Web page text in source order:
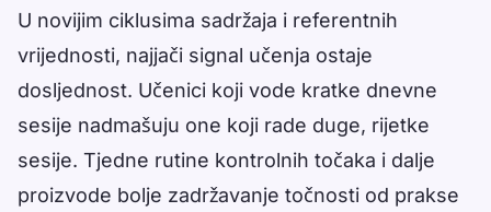
U novijim ciklusima sadržaja i referentnih
vrijednosti, najjači signal učenja ostaje
dosljednost. Učenici koji vode kratke dnevne
sesije nadmašuju one koji rade duge, rijetke
sesije. Tjedne rutine kontrolnih točaka i dalje
proizvode bolje zadržavanje točnosti od prakse